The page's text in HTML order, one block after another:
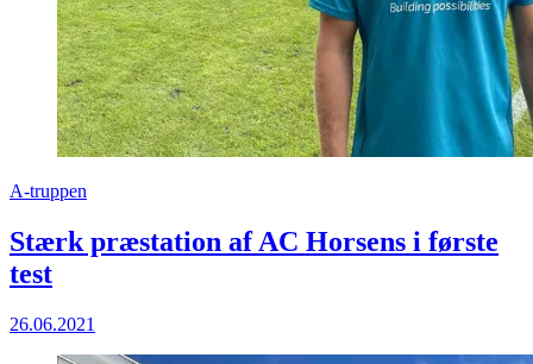
A-truppen
Stærk præstation af AC Horsens i første
test
26.06.2021